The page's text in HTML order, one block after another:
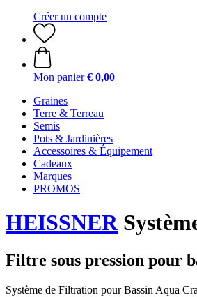
Créer un compte
Mon panier € 0,00
Graines
Terre & Terreau
Semis
Pots & Jardinières
Accessoires & Équipement
Cadeaux
Marques
PROMOS
HEISSNER
Filtre sous pression pour
Système de Filtration pour Bassin Aqua